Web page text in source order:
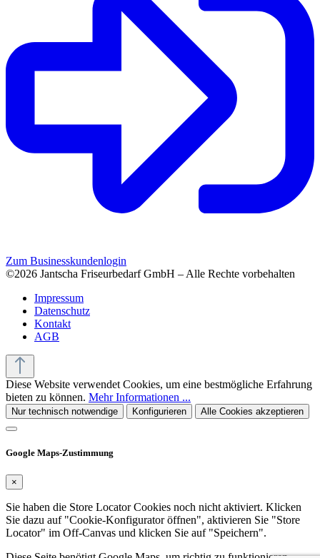
Zum Businesskundenlogin
©2026 Jantscha Friseurbedarf GmbH – Alle Rechte vorbehalten
Impressum
Datenschutz
Kontakt
AGB
Diese Website verwendet Cookies, um eine bestmögliche Erfahrung
bieten zu können. Mehr Informationen ...
Nur technisch notwendige Konfigurieren Alle Cookies akzeptieren
Google Maps-Zustimmung
×
Sie haben die Store Locator Cookies noch nicht aktiviert. Klicken
Sie dazu auf "Cookie-Konfigurator öffnen", aktivieren Sie "Store
Locator" im Off-Canvas und klicken Sie auf "Speichern".